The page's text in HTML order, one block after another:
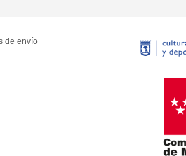
de envío